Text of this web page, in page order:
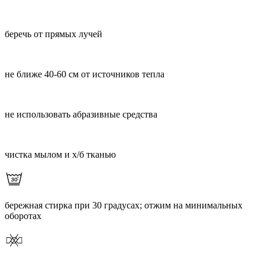
беречь от прямых лучей
не ближе 40-60 см от источников тепла
не использовать абразивные средства
чистка мылом и х/б тканью
бережная стирка при 30 градусах; отжим на минимальных
оборотах